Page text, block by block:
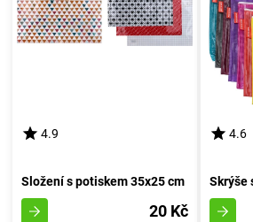
4.9
Složení s potiskem 35x25 cm
20 Kč
4.6